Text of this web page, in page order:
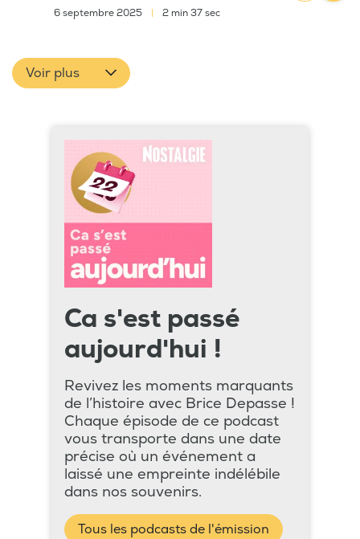
6 septembre 2025 2 min 37 sec
Voir plus
Ca s'est passé
aujourd'hui !
Revivez les moments marquants
de l’histoire avec Brice Depasse !
Chaque épisode de ce podcast
vous transporte dans une date
précise où un événement a
laissé une empreinte indélébile
dans nos souvenirs.
Tous les podcasts de l'émission